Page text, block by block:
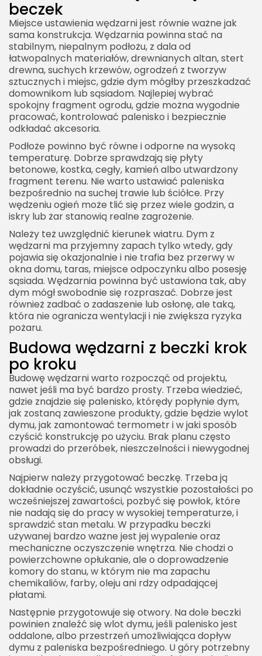
beczek
Miejsce ustawienia wędzarni jest równie ważne jak
sama konstrukcja. Wędzarnia powinna stać na
stabilnym, niepalnym podłożu, z dala od
łatwopalnych materiałów, drewnianych altan, stert
drewna, suchych krzewów, ogrodzeń z tworzyw
sztucznych i miejsc, gdzie dym mógłby przeszkadzać
domownikom lub sąsiadom. Najlepiej wybrać
spokojny fragment ogrodu, gdzie można wygodnie
pracować, kontrolować palenisko i bezpiecznie
odkładać akcesoria.
Podłoże powinno być równe i odporne na wysoką
temperaturę. Dobrze sprawdzają się płyty
betonowe, kostka, cegły, kamień albo utwardzony
fragment terenu. Nie warto ustawiać paleniska
bezpośrednio na suchej trawie lub ściółce. Przy
wędzeniu ogień może tlić się przez wiele godzin, a
iskry lub żar stanowią realne zagrożenie.
Należy też uwzględnić kierunek wiatru. Dym z
wędzarni ma przyjemny zapach tylko wtedy, gdy
pojawia się okazjonalnie i nie trafia bez przerwy w
okna domu, taras, miejsce odpoczynku albo posesję
sąsiada. Wędzarnia powinna być ustawiona tak, aby
dym mógł swobodnie się rozpraszać. Dobrze jest
również zadbać o zadaszenie lub osłonę, ale taką,
która nie ogranicza wentylacji i nie zwiększa ryzyka
pożaru.
Budowa wędzarni z beczki krok
po kroku
Budowę wędzarni warto rozpocząć od projektu,
nawet jeśli ma być bardzo prosty. Trzeba wiedzieć,
gdzie znajdzie się palenisko, którędy popłynie dym,
jak zostaną zawieszone produkty, gdzie będzie wylot
dymu, jak zamontować termometr i w jaki sposób
czyścić konstrukcję po użyciu. Brak planu często
prowadzi do przeróbek, nieszczelności i niewygodnej
obsługi.
Najpierw należy przygotować beczkę. Trzeba ją
dokładnie oczyścić, usunąć wszystkie pozostałości po
wcześniejszej zawartości, pozbyć się powłok, które
nie nadają się do pracy w wysokiej temperaturze, i
sprawdzić stan metalu. W przypadku beczki
używanej bardzo ważne jest jej wypalenie oraz
mechaniczne oczyszczenie wnętrza. Nie chodzi o
powierzchowne opłukanie, ale o doprowadzenie
komory do stanu, w którym nie ma zapachu
chemikaliów, farby, oleju ani rdzy odpadającej
płatami.
Następnie przygotowuje się otwory. Na dole beczki
powinien znaleźć się wlot dymu, jeśli palenisko jest
oddalone, albo przestrzeń umożliwiająca dopływ
dymu z paleniska bezpośredniego. U góry potrzebny